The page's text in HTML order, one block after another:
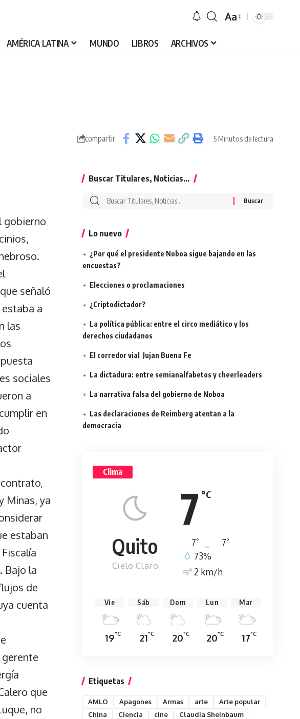
Font
Aa
AMÉRICA LATINA MUNDO LIBROS ARCHIVOS
compartir 5 Minutos de lectura
gobierno
señaló
a
las
sociales
a
en
Minas, ya
estaban
Bajo la
de
cuenta
que
no
Buscar Titulares, Noticias…
Buscar
Lo nuevo
¿Por qué el presidente Noboa sigue bajando en las
encuestas?
Elecciones o proclamaciones
¿Criptodictador?
La política pública: entre el circo mediático y los
derechos ciudadanos
El corredor vial Jujan Buena Fe
La dictadura: entre semianalfabetos y cheerleaders
La narrativa falsa del gobierno de Noboa
Las declaraciones de Reimberg atentan a la
democracia
Clima
7 °C
Quito
Cielo Claro
7° 7°
73%
2 km/h
Vie
19°C
Sáb
21°C
Dom
20°C
Lun
20°C
Mar
17°C
Etiquetas
AMLO Apagones Armas arte
Arte popular
China
Ciencia cine
Claudia Sheinbaum